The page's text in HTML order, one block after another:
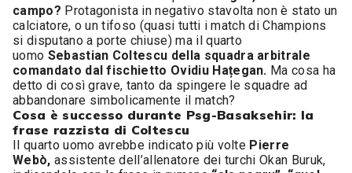
campo? Protagonista in negativo stavolta non è stato un
calciatore, o un tifoso (quasi tutti i match di Champions
si disputano a porte chiuse) ma il quarto
uomo Sebastian Coltescu della squadra arbitrale
comandato dal fischietto Ovidiu Hațegan. Ma cosa ha
detto di così grave, tanto da spingere le squadre ad
abbandonare simbolicamente il match?
Cosa è successo durante Psg-Basaksehir: la
frase razzista di Coltescu
Il quarto uomo avrebbe indicato più volte Pierre
Webò, assistente dell’allenatore dei turchi Okan Buruk,